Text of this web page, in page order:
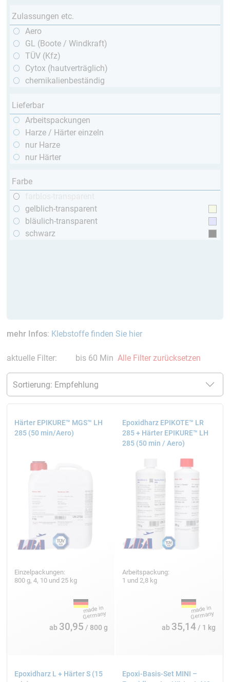
Zulassungen etc.
Aero
GL (Boote / Windkraft)
TÜV (Kfz)
Cytox (hautverträglich)
chemikalienbeständig
Lieferbar
Arbeitspackungen
Harze / Härter einzeln
nur Harze
nur Härter
Farbe
gelblich-transparent
bläulich-transparent
schwarz
mehr Infos: Klebstoffe finden Sie hier
aktuelle Filter: bis 60 Min Alle Filter zurücksetzen
Härter EPIKURE™ MGS™ LH
285 (50 min/Aero)
Einzelpackungen:
800 g, 4, 10 und 25 kg
ab 30,95 / 800 g
Epoxidharz EPIKOTE™ LR
285 + Härter EPIKURE™ LH
285 (50 min / Aero)
Arbeitspackung:
1 und 2,8 kg
ab 35,14/ 1 kg
Epoxidharz L + Härter S (15
Epoxi-Basis-Set MINI –